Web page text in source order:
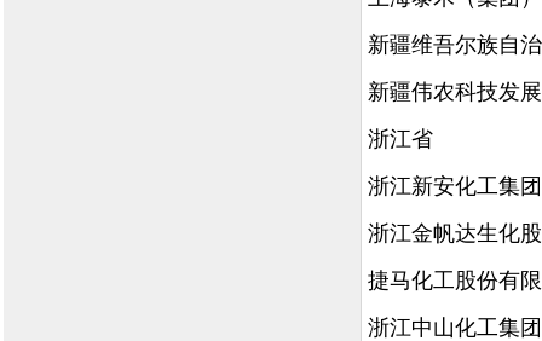
新疆维吾尔族自
新疆伟农科技发
浙江省
浙江新安化工集
浙江金帆达生化
捷马化工股份有
浙江中山化工集